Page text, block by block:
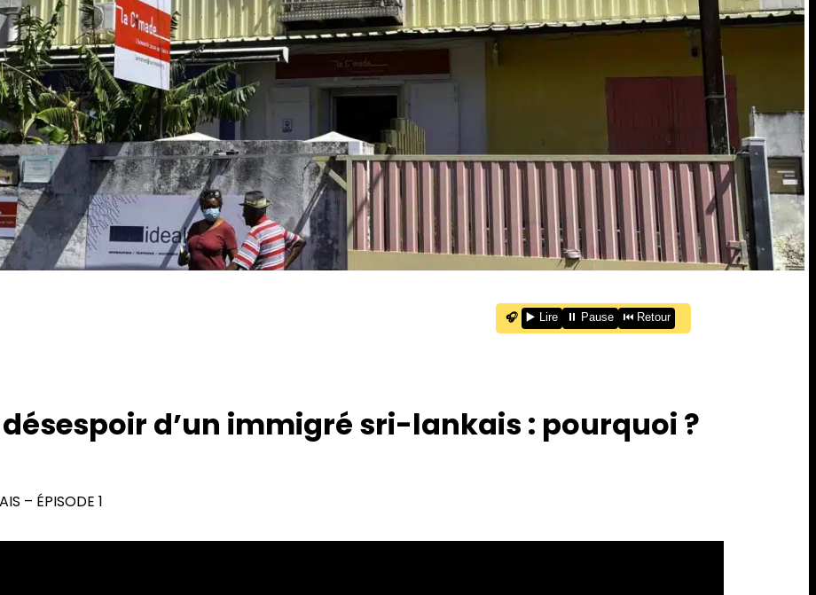
🎧 ▶️ Lire ⏸️ Pause ⏮️ Retour
désespoir d’un immigré sri-lankais : pourquoi ?
– ÉPISODE 1